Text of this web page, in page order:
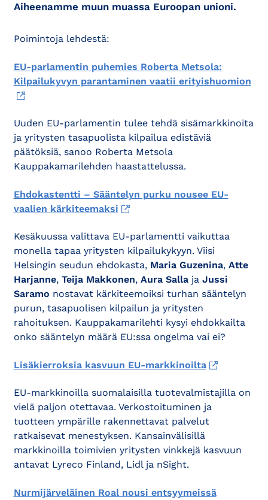
Aiheenamme muun muassa Euroopan unioni.
Poimintoja lehdestä:
EU-parlamentin puhemies Roberta Metsola:
Kilpailukyvyn parantaminen vaatii erityishuomion
Uuden EU-parlamentin tulee tehdä sisämarkkinoita
ja yritysten tasapuolista kilpailua edistäviä
päätöksiä, sanoo Roberta Metsola
Kauppakamarilehden haastattelussa.
Ehdokastentti – Sääntelyn purku nousee EU-
vaalien kärkiteemaksi
Kesäkuussa valittava EU-parlamentti vaikuttaa
monella tapaa yritysten kilpailukykyyn. Viisi
Helsingin seudun ehdokasta, Maria Guzenina, Atte
Harjanne, Teija Makkonen, Aura Sallaja Jussi
Saramo nostavat kärkiteemoiksi turhan sääntelyn
purun, tasapuolisen kilpailun ja yritysten
rahoituksen. Kauppakamarilehti kysyi ehdokkailta
onko sääntelyn määrä EU:ssa ongelma vai ei?
Lisäkierroksia kasvuun EU-markkinoilta
EU-markkinoilla suomalaisilla tuotevalmistajilla on
vielä paljon otettavaa. Verkostoituminen ja
tuotteen ympärille rakennettavat palvelut
ratkaisevat menestyksen. Kansainvälisillä
markkinoilla toimivien yritysten vinkkejä kasvuun
antavat Lyreco Finland, Lidl ja nSight.
Nurmijärveläinen Roal nousi entsyymeissä